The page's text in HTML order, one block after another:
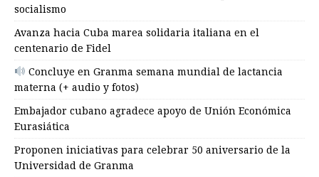
socialismo
Avanza hacia Cuba marea solidaria italiana en el
centenario de Fidel
Concluye en Granma semana mundial de lactancia
materna (+ audio y fotos)
Embajador cubano agradece apoyo de Unión Económica
Eurasiática
Proponen iniciativas para celebrar 50 aniversario de la
Universidad de Granma